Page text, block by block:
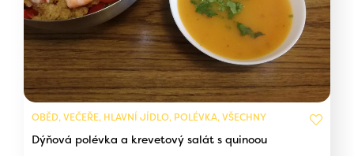
OBĚD, VEČEŘE, HLAVNÍ JÍDLO, POLÉVKA, VŠECHNY
Dýňová polévka a krevetový salát s quinoou